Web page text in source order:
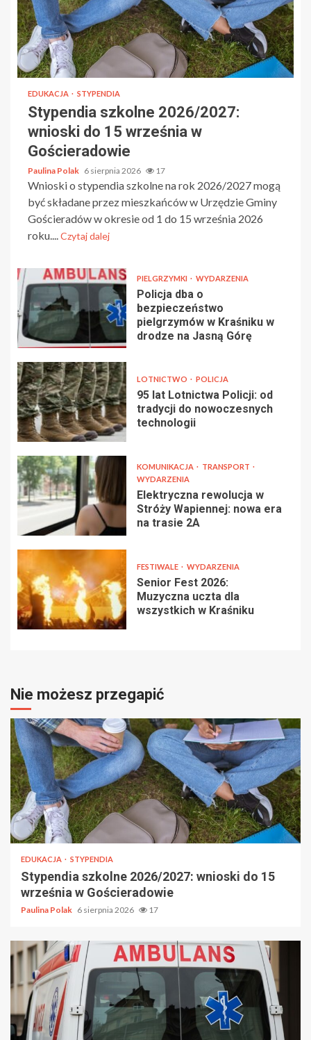
EDUKACJA STYPENDIA
Stypendia szkolne 2026/2027:
wnioski do 15 września w
Gościeradowie
Paulina Polak 6 sierpnia 2026 17
Wnioski o stypendia szkolne na rok 2026/2027 mogą
być składane przez mieszkańców w Urzędzie Gminy
Gościeradów w okresie od 1 do 15 września 2026
roku.... Czytaj dalej
PIELGRZYMKI WYDARZENIA
Policja dba o
bezpieczeństwo
pielgrzymów w Kraśniku w
drodze na Jasną Górę
LOTNICTWO POLICJA
95 lat Lotnictwa Policji: od
tradycji do nowoczesnych
technologii
KOMUNIKACJA
TRANSPORT
WYDARZENIA
Elektryczna rewolucja w
Stróży Wapiennej: nowa era
na trasie 2A
FESTIWALE WYDARZENIA
Senior Fest 2026:
Muzyczna uczta dla
wszystkich w Kraśniku
Nie możesz przegapić
EDUKACJA STYPENDIA
Stypendia szkolne 2026/2027: wnioski do 15
września w Gościeradowie
Paulina Polak 6 sierpnia 2026 17